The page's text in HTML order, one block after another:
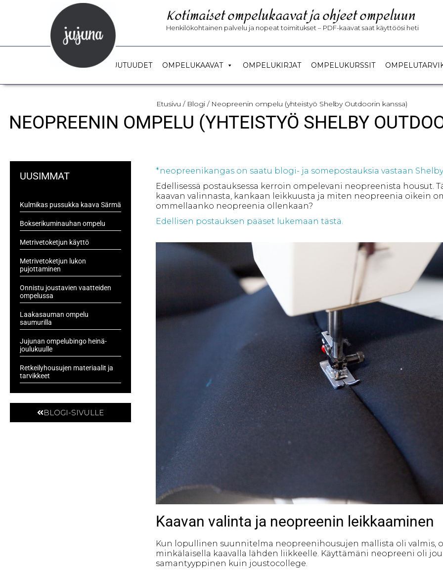
Kotimaiset ompelukaavat ja ohjeet ompeluun
Henkilökohtainen palvelu ja nopeat toimitukset – PDF-kaavat saat käyttöösi heti
UUTUUDET OMPELUKAAVAT OMPELUKIRJAT OMPELUKURSSIT
Etusivu / Blogi / Neopreenin ompelu (yhteistyö Shelby Outdoorin kanssa)
NEOPREENIN OMPELU (YHTEISTYÖ SHELBY
UUSIMMAT
Kulmikas pussukka kaava Särmä
Bokserikuminauhan ompelu
Metrivetoketjun käyttö
Metrivetoketjun lukon
pujottaminen
Onnistu joustavien vaatteiden
ompelussa
Laakasauman ompelu
saumurilla
Jujunan ompelubingo heinä-
joulukuulle
Retkeilyhousujen materiaalit ja
tarvikkeet
BLOGI-SIVULLE
*neopreenikangas on saatu blogi- ja somepostauksia vastaan
Edellisessä postauksessa kerroin ompelevani neopreenista housut.
kaavan valinnasta, kankaan leikkuusta ja miten neopreenia oikein
ommellaanko neopreenia ollenkaan?
Edellisen postauksen pääset lukemaan tästä.
Kaavan valinta ja neopreenin leikkaaminen
Kun lopullinen suunnitelma neopreenihousujen mallista oli valmis,
minkälaisella kaavalla lähden liikkeelle. Käyttämäni neopreeni oli
samantyyppinen kuin joustocollege.